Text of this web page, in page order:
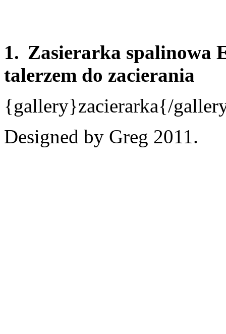
1. Zasierarka spalinowa
talerzem do zacierania
{gallery}zacierarka{/
Designed by Greg 2011.